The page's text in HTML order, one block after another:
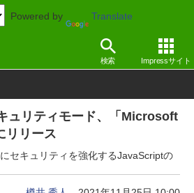
Powered by Translate
検索 Impressサイト
Windows
ュリティモード、「Microsoft
リリース
セキュリティを強化するJavaScriptの